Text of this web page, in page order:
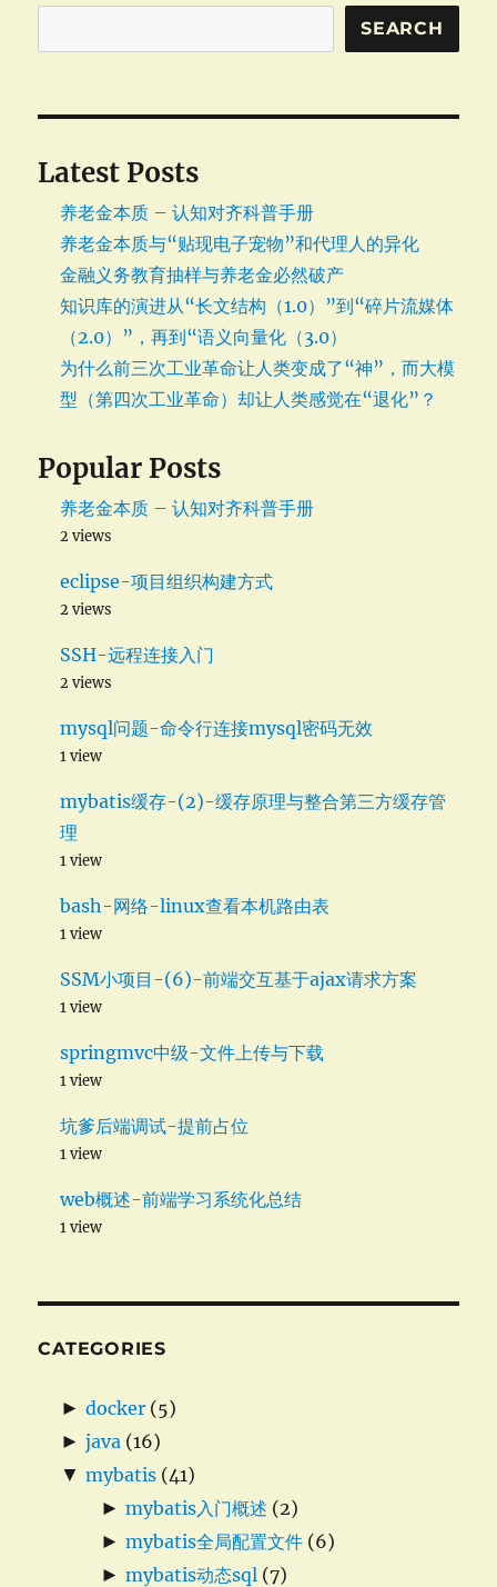
SEARCH
Latest Posts
养老金本质 – 认知对齐科普手册
养老金本质与“贴现电子宠物”和代理人的异化
金融义务教育抽样与养老金必然破产
知识库的演进从“长文结构（1.0）”到“碎片流媒体
（2.0）”，再到“语义向量化（3.0）
为什么前三次工业革命让人类变成了“神”，而大模
型（第四次工业革命）却让人类感觉在“退化”？
Popular Posts
养老金本质 – 认知对齐科普手册
2 views
eclipse-项目组织构建方式
2 views
SSH-远程连接入门
2 views
mysql问题-命令行连接mysql密码无效
1 view
mybatis缓存-(2)-缓存原理与整合第三方缓存管
理
1 view
bash-网络-linux查看本机路由表
1 view
SSM小项目-(6)-前端交互基于ajax请求方案
1 view
springmvc中级-文件上传与下载
1 view
坑爹后端调试-提前占位
1 view
web概述-前端学习系统化总结
1 view
CATEGORIES
► docker (5)
► java (16)
▼ mybatis (41)
► mybatis入门概述 (2)
► mybatis全局配置文件 (6)
► mybatis动态sql (7)